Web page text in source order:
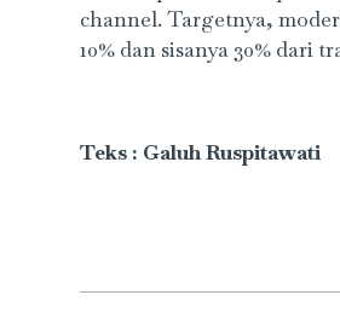
channel. Targetnya,
10% dan sisanya 30%
Teks : Galuh